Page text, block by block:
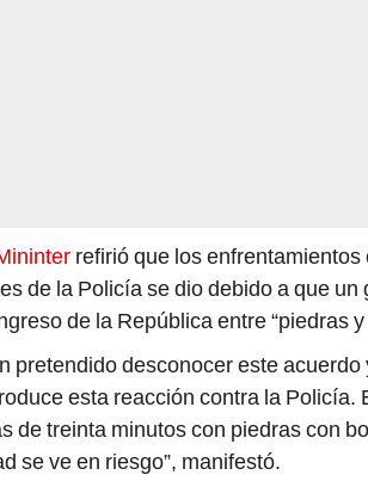
refirió que los enfrentamientos
de la Policía se dio debido a que un
de la República entre “piedras
pretendido desconocer este acuerdo
esta reacción contra la Policía.
de treinta minutos con piedras con
se ve en riesgo”, manifestó.